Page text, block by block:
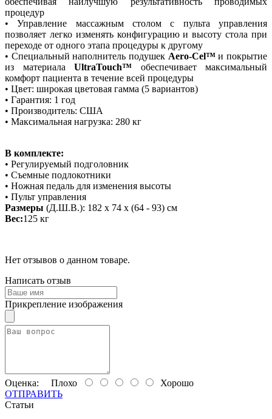
процедур
• Управление массажным столом с пульта управления
позволяет легко изменять конфигурацию и высоту стола при
переходе от одного этапа процедуры к другому
• Специальный наполнитель подушек Aero-Cel™и покрытие
из материала UltraTouch™ обеспечивает максимальный
комфорт пациента в течение всей процедуры
• Цвет: широкая цветовая гамма (5 вариантов)
• Гарантия: 1 год
• Производитель: США
• Максимальная нагрузка: 280 кг
В комплекте:
• Регулируемый подголовник
• Cъемные подлокотники
• Ножная педаль для изменения высоты
• Пульт управления
Размеры (Д.Ш.В.): 182 х 74 х (64 - 93) см
Вес:125 кг
Нет отзывов о данном товаре.
Написать отзыв
Прикрепление изображения
Оценка: Плохо
Хорошо
ОТПРАВИТЬ
Статьи